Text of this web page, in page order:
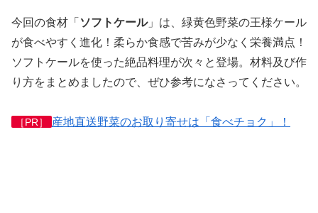
今回の食材「 ソフトケール」は、 緑黄色野菜の王様ケール
が食べやすく進化！柔らか食感で苦みが少なく栄養満点！
ソフトケールを使った絶品料理が次々と登場。材料及び作
り方をまとめましたので、ぜひ参考になさってください。
［PR］ 産地直送野菜のお取り寄せは「食べチョク」！